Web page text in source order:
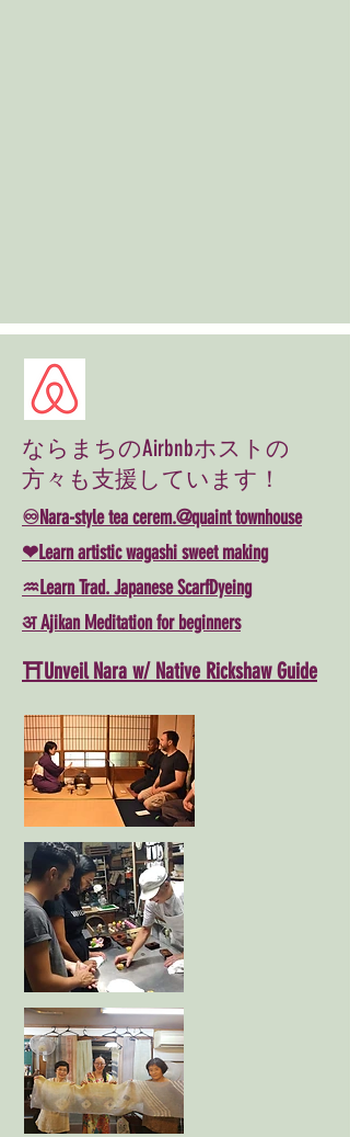
ならまちのAirbnbホストの
方々も支援しています！
♾Nara-style tea cerem.@quaint townhouse
❤Learn artistic wagashi sweet making
♒Learn Trad. Japanese ScarfDyeing
अ Ajikan Meditation for beginners
⛩Unveil Nara w/ Native Rickshaw Guide